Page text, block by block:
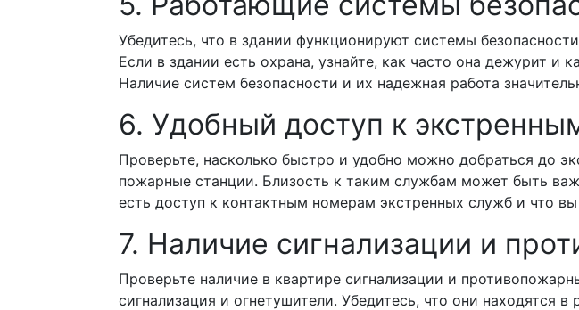
Убедитесь, что в здании функционируют системы
Если в здании есть охрана, узнайте, как часто она дежурит
Наличие систем безопасности и их надежная работа
6. Удобный доступ к
Проверьте, насколько быстро и удобно можно добраться до
пожарные станции. Близость к таким службам может быть
есть доступ к контактным номерам экстренных служб и что вы
7. Наличие сигнализации и
Проверьте наличие в квартире сигнализации и
сигнализация и огнетушители. Убедитесь, что они находятся